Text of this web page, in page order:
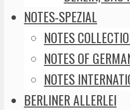
NOTES-SPEZIAL
NOTES
NOTES OF
NOTES
BERLINER ALLERLEI